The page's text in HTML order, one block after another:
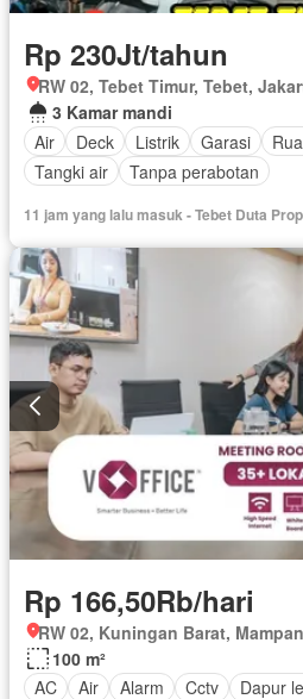
Rp 230Jt/tahun
3 Kamar mandi
Air
Deck Listrik Garasi
Tangki air
Tanpa perabotan
11 jam yang lalu masuk - Tebet Duta
Rp 166,50Rb/hari
100 m²
AC
Air Alarm Cctv Dapur